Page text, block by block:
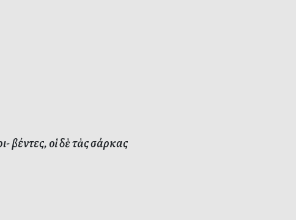
βέντες, οἱ δὲ τὰς σάρκας